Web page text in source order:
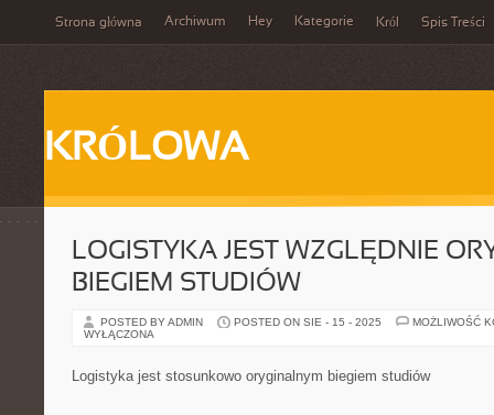
Strona główna Archiwum Hey Kategorie Król Spis Treści
KRÓLOWA
LOGISTYKA JEST WZGLĘDNIE
BIEGIEM STUDIÓW
POSTED BY ADMIN POSTED ON SIE - 15 - 2025
MOŻLIWOŚĆ
WYŁĄCZONA
Logistyka jest stosunkowo oryginalnym biegiem studiów